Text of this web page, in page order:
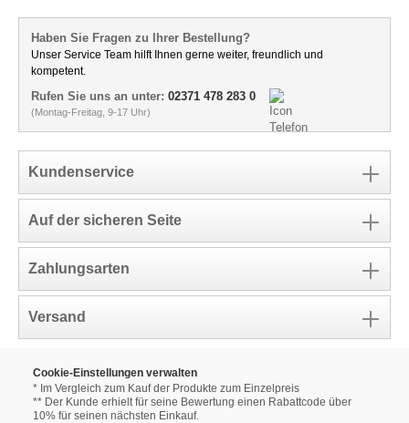
Haben Sie Fragen zu Ihrer Bestellung?
Unser Service Team hilft Ihnen gerne weiter, freundlich und
kompetent.
Rufen Sie uns an unter: 02371 478 283 0
(Montag-Freitag, 9-17 Uhr)
Kundenservice
Auf der sicheren Seite
Zahlungsarten
Versand
Cookie-Einstellungen verwalten
* Im Vergleich zum Kauf der Produkte zum Einzelpreis
** Der Kunde erhielt für seine Bewertung einen Rabattcode über
10% für seinen nächsten Einkauf.